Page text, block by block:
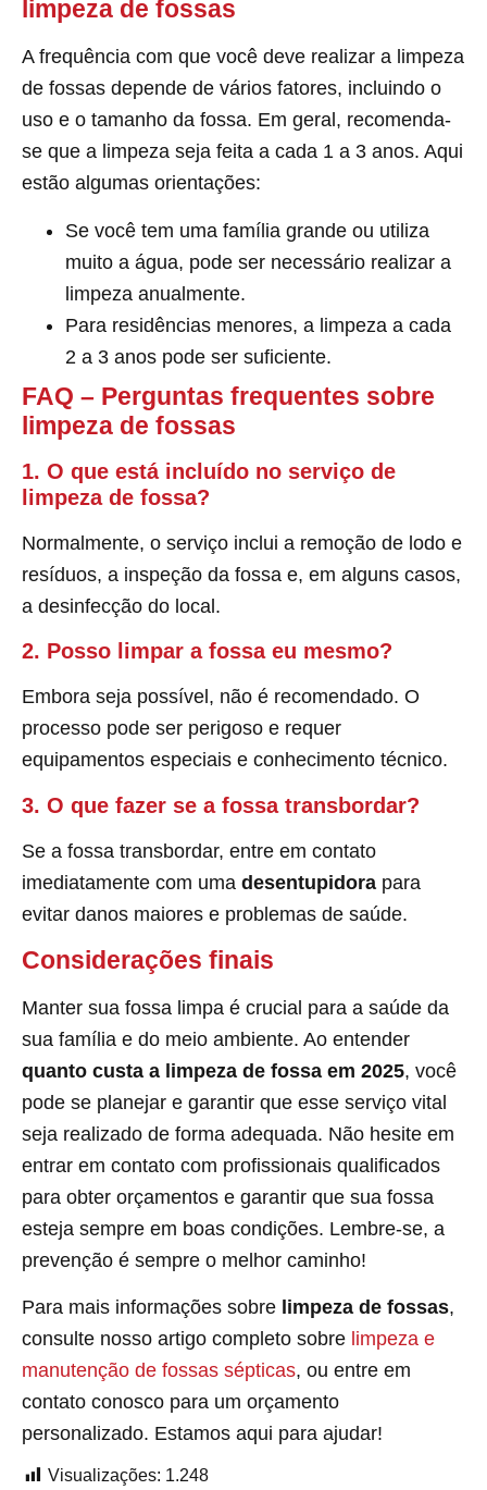
limpeza de fossas
A frequência com que você deve realizar a limpeza
de fossas depende de vários fatores, incluindo o
uso e o tamanho da fossa. Em geral, recomenda-
se que a limpeza seja feita a cada 1 a 3 anos. Aqui
estão algumas orientações:
Se você tem uma família grande ou utiliza
muito a água, pode ser necessário realizar a
limpeza anualmente.
Para residências menores, a limpeza a cada
2 a 3 anos pode ser suficiente.
FAQ – Perguntas frequentes sobre
limpeza de fossas
1. O que está incluído no serviço de
limpeza de fossa?
Normalmente, o serviço inclui a remoção de lodo e
resíduos, a inspeção da fossa e, em alguns casos,
a desinfecção do local.
2. Posso limpar a fossa eu mesmo?
Embora seja possível, não é recomendado. O
processo pode ser perigoso e requer
equipamentos especiais e conhecimento técnico.
3. O que fazer se a fossa transbordar?
Se a fossa transbordar, entre em contato
imediatamente com uma desentupidora para
evitar danos maiores e problemas de saúde.
Considerações finais
Manter sua fossa limpa é crucial para a saúde da
sua família e do meio ambiente. Ao entender
quanto custa a limpeza de fossa em 2025, você
pode se planejar e garantir que esse serviço vital
seja realizado de forma adequada. Não hesite em
entrar em contato com profissionais qualificados
para obter orçamentos e garantir que sua fossa
esteja sempre em boas condições. Lembre-se, a
prevenção é sempre o melhor caminho!
Para mais informações sobre limpeza de fossas,
consulte nosso artigo completo sobre limpeza e
manutenção de fossas sépticas, ou entre em
contato conosco para um orçamento
personalizado. Estamos aqui para ajudar!
Visualizações: 1.248